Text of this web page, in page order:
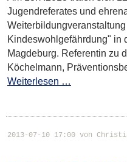
Jugendreferates und
Kindeswohlgefährdung" in
Magdeburg. Referentin zu
Köchelmann,
Weiterlesen …
2013-07-10 17:00 von